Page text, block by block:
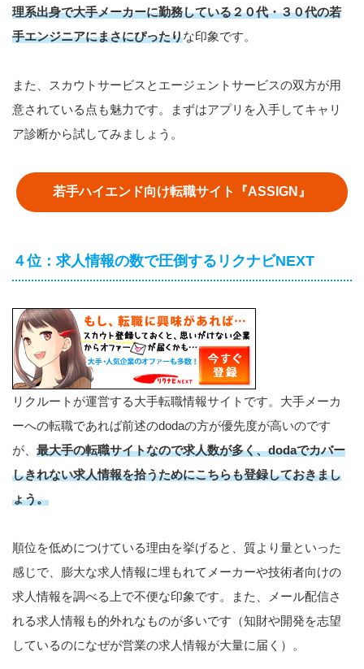
理系出身で大手メーカーに勤務している２０代・３０代の若
手エンジニアにまさにぴったりな印象です。
また、スカウトサービスとエージェントサービスの双方が用
意されている点も魅力です。まずはアプリを入手してキャリ
ア診断から試してみましょう。
若手ハイエンド向け転職サイト『ASSIGN』
４位：求人情報の数で圧倒するリクナビNEXT
リクルートが運営する大手転職情報サイトです。大手メーカ
ーへの転職であれば前述のdodaの方が優先度が高いのです
が、 最大手の転職サイトなので求人数が多く、dodaでカバー
しきれない求人情報を拾うためにこちらも登録しておきまし
ょう。
順位を低めにつけている理由を挙げると、質より量といった
感じで、膨大な求人情報に埋もれてメーカーや技術者向けの
求人情報を調べる上で不便な印象です。また、メール配信さ
れる求人情報も的外れなものが多いです（知財や開発を志望
しているのになぜが営業の求人情報が大量に届く）。